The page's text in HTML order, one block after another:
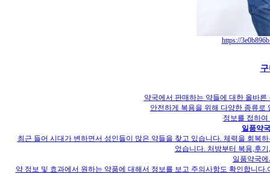
https://
약국에서 판매하는 약들에 대한 올바
안전하게 복용을 위해 다양한 종류로
정보를 접하
일품약
최근 들어 시대가 변하면서 성인들이 많은 약들을 찾고 있습니다. 체력을 회복
었습니다. 처방부터 복용,후
일품약국
약 정보 및 효과에서 원하는 약품에 대해서 정보를 보고 주의사항도 확인합니